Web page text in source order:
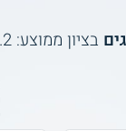
בציון ממוצע: